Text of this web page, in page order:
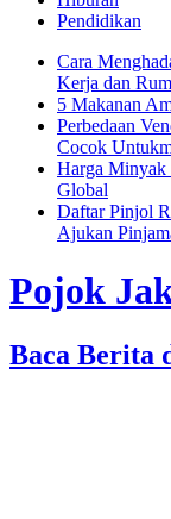
Pendidikan
Cara
Kerja dan
5 Makanan
Perbedaan
Cocok
Harga Minyak
Global
Daftar Pinjol
Ajukan
Pojok
Baca Berita